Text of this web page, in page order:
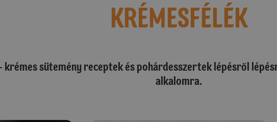
KRÉMESFÉLÉK
sütemény receptek és pohárdesszertek lépésről
alkalomra.